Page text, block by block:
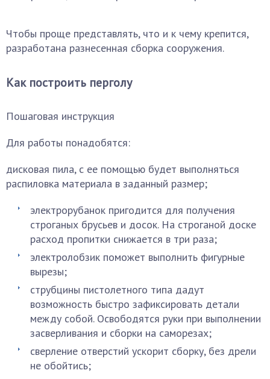
Чтобы проще представлять, что и к чему крепится,
разработана разнесенная сборка сооружения.
Как построить перголу
Пошаговая инструкция
Для работы понадобятся:
дисковая пила, с ее помощью будет выполняться
распиловка материала в заданный размер;
электрорубанок пригодится для получения
строганых брусьев и досок. На строганой доске
расход пропитки снижается в три раза;
электролобзик поможет выполнить фигурные
вырезы;
струбцины пистолетного типа дадут
возможность быстро зафиксировать детали
между собой. Освободятся руки при выполнении
засверливания и сборки на саморезах;
сверление отверстий ускорит сборку, без дрели
не обойтись;